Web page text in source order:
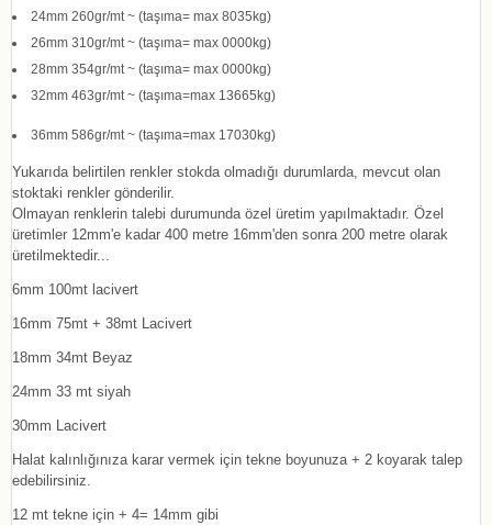
24mm 260gr/mt ~ (taşıma= max 8035kg)
26mm 310gr/mt ~ (taşıma= max 0000kg)
28mm 354gr/mt ~ (taşıma= max 0000kg)
32mm 463gr/mt ~ (taşıma=max 13665kg)
36mm 586gr/mt ~ (taşıma=max 17030kg)
Yukarıda belirtilen renkler stokda olmadığı durumlarda, mevcut olan
stoktaki renkler gönderilir.
Olmayan renklerin talebi durumunda özel üretim yapılmaktadır. Özel
üretimler 12mm'e kadar 400 metre 16mm'den sonra 200 metre olarak
üretilmektedir...
6mm 100mt lacivert
16mm 75mt + 38mt Lacivert
18mm 34mt Beyaz
24mm 33 mt siyah
30mm Lacivert
Halat kalınlığınıza karar vermek için tekne boyunuza + 2 koyarak talep
edebilirsiniz.
12 mt tekne için + 4= 14mm gibi